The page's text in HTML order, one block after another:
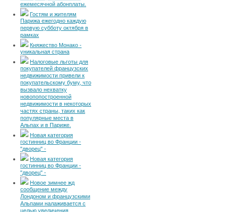
ежемесячной абонплаты.
Гостям и жителям
Парижа ежегодно каждую
первую субботу октября в
рамках
Княжество Монако -
уникальная страна
Налоговые льготы для
покупателей французских
недвижимости привели к
покупательскому буму, что
вызвало нехватку
новопопостроенной
недвижимости в некоторых
частях страны, таких как
популярные места в
Альпах и в Париже.
Новая категория
гостинниц во Франции -
"дворец" -
Новая категория
гостинниц во Франции -
"дворец" -
Новое зимнее жд
сообщение между
Лондоном и французскими
Альпами налаживается с